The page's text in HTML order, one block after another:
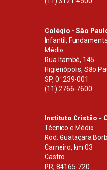
Colégio - São
Infantil,
Médio
Rua Itambé, 145
Higienópolis, São
SP, 01239-001
(11) 2766-7600
Instituto Cristão -
Técnico e Médio
Rod. Guataçara
Carneiro, km 03
Castro
PR, 84165-720